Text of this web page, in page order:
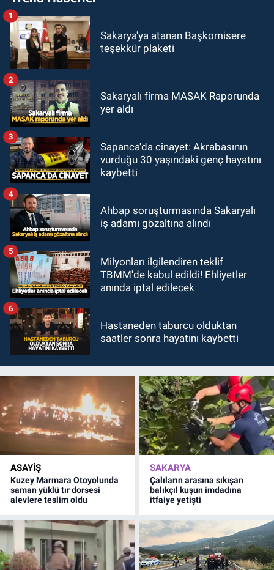
Sakarya'ya atanan Başkomisere
teşekkür plaketi
1
Sakaryalı firma MASAK Raporunda
yer aldı
2
Sapanca'da cinayet: Akrabasının
vurduğu 30 yaşındaki genç hayatını
kaybetti
3
Ahbap soruşturmasında Sakaryalı
iş adamı gözaltına alındı
4
Milyonları ilgilendiren teklif
TBMM'de kabul edildi! Ehliyetler
anında iptal edilecek
5
Hastaneden taburcu olduktan
saatler sonra hayatını kaybetti
6
ASAYİŞ
Kuzey Marmara Otoyolunda
saman yüklü tır dorsesi
alevlere teslim oldu
SAKARYA
Çalıların arasına sıkışan
balıkçıl kuşun imdadına
itfaiye yetişti